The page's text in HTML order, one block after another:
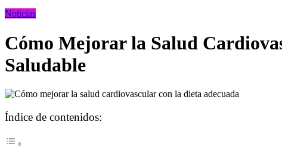
Noticias
Cómo Mejorar la Salud
Saludable
Índice de contenidos: